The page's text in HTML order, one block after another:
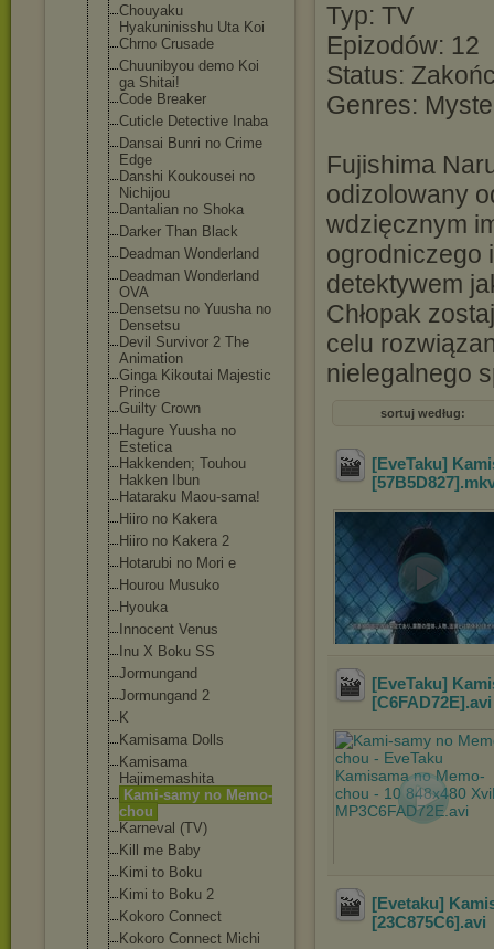
Chouyaku
Hyakuninisshu Uta Koi
Chrno Crusade
Chuunibyou demo Koi
ga Shitai!
Code Breaker
Cuticle Detective Inaba
Dansai Bunri no Crime
Edge
Danshi Koukousei no
Nichijou
Dantalian no Shoka
Darker Than Black
Deadman Wonderland
Deadman Wonderland
OVA
Densetsu no Yuusha no
Densetsu
Devil Survivor 2 The
Animation
Ginga Kikoutai Majestic
Prince
Guilty Crown
Hagure Yuusha no
Estetica
Hakkenden; Touhou
Hakken Ibun
Hataraku Maou-sama!
Hiiro no Kakera
Hiiro no Kakera 2
Hotarubi no Mori e
Hourou Musuko
Hyouka
Innocent Venus
Inu X Boku SS
Jormungand
Jormungand 2
K
Kamisama Dolls
Kamisama
Hajimemashita
Kami-samy no Memo-
chou
Karneval (TV)
Kill me Baby
Kimi to Boku
Kimi to Boku 2
Kokoro Connect
Kokoro Connect Michi
Typ: TV
Epizodów: 12
Status:
Genres:
Fujishima
odizolowany
wdzięcznym
ogrodniczego
detektywem
Chłopak
celu
nielegalnego
sortuj według:
[EveTaku]
[57B5D827]
[EveTaku]
[C6FAD72E]
[Evetaku]
[23C875C6] .avi